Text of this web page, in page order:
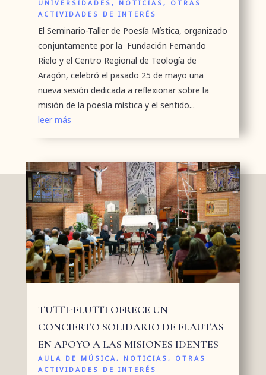
UNIVERSIDADES, NOTICIAS, OTRAS
ACTIVIDADES DE INTERÉS
El Seminario-Taller de Poesía Mística, organizado
conjuntamente por la Fundación Fernando
Rielo y el Centro Regional de Teología de
Aragón, celebró el pasado 25 de mayo una
nueva sesión dedicada a reflexionar sobre la
misión de la poesía mística y el sentido...
leer más
TUTTI-FLUTTI OFRECE UN
CONCIERTO SOLIDARIO DE FLAUTAS
EN APOYO A LAS MISIONES IDENTES
AULA DE MÚSICA, NOTICIAS, OTRAS
ACTIVIDADES DE INTERÉS